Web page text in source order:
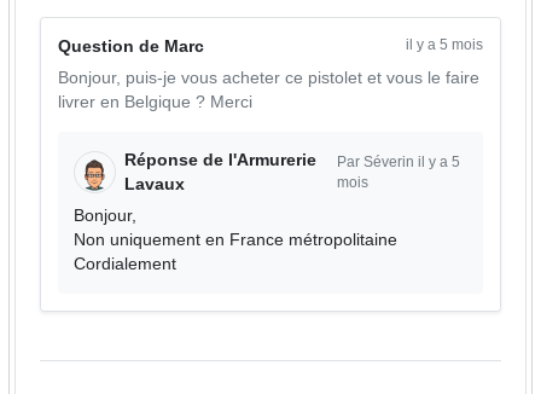
Question de Marc il y a 5 mois
Bonjour, puis-je vous acheter ce pistolet et vous le faire
livrer en Belgique ? Merci
Réponse de l'Armurerie
Lavaux
Par Séverin il y a 5
mois
Bonjour,
Non uniquement en France métropolitaine
Cordialement